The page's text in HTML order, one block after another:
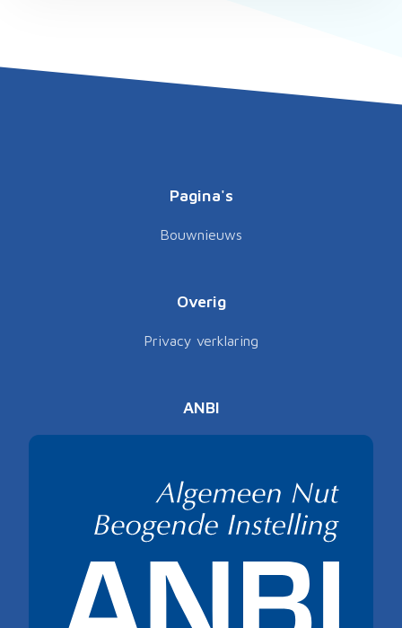
Pagina's
Bouwnieuws
Overig
Privacy verklaring
ANBI